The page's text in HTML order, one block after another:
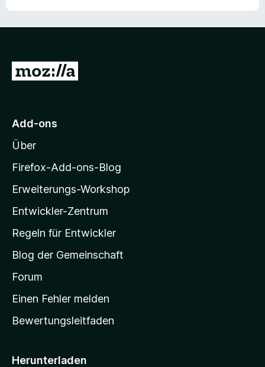
T
o
l
Z
M
z
i
l
a
-
t
a
r
s
i
Add-ons
Über
Firefox-Add-ons-Blog
Erweiterungs-Workshop
Entwickler-Zentrum
Regeln für Entwickler
Blog der Gemeinschaft
Forum
Einen Fehler melden
Bewertungsleitfaden
Herunterladen